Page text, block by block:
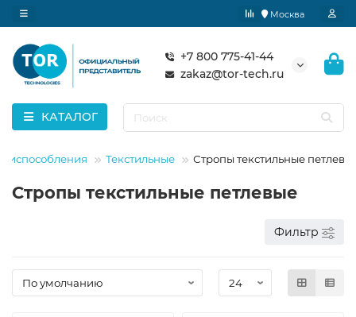
Москва
+7 800 775-41-44
zakaz@tor-tech.ru
КАТАЛОГ
Текстильные Стропы текстильные
Стропы текстильные петлевые
Фильтр